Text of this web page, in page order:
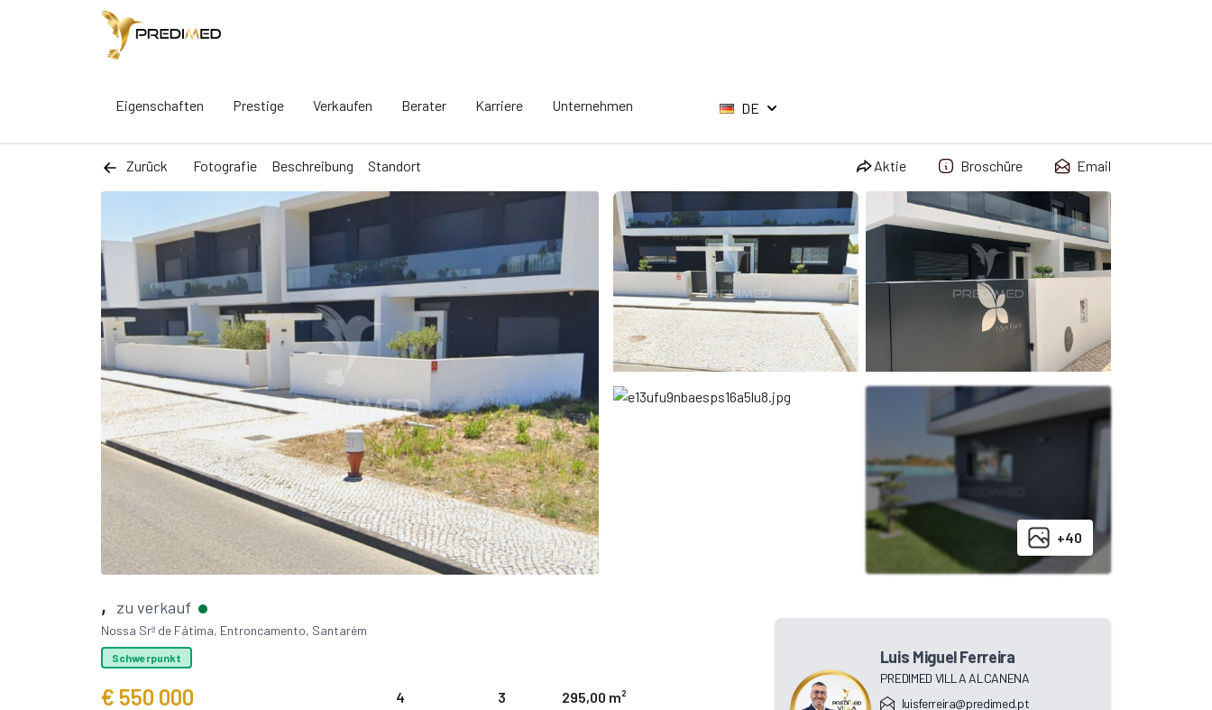
Eigenschaften Prestige Verkaufen Berater Karriere Unternehmen DE
Zurück Fotografie Beschreibung Standort Aktie Broschüre Email
+40
, zu verkauf
Nossa Srª de Fátima, Entroncamento, Santarém
Schwerpunkt
€ 550 000
4
3
295,00 m²
Luis Miguel Ferreira
PREDIMED VILLA ALCANENA
luisferreira@predimed.pt